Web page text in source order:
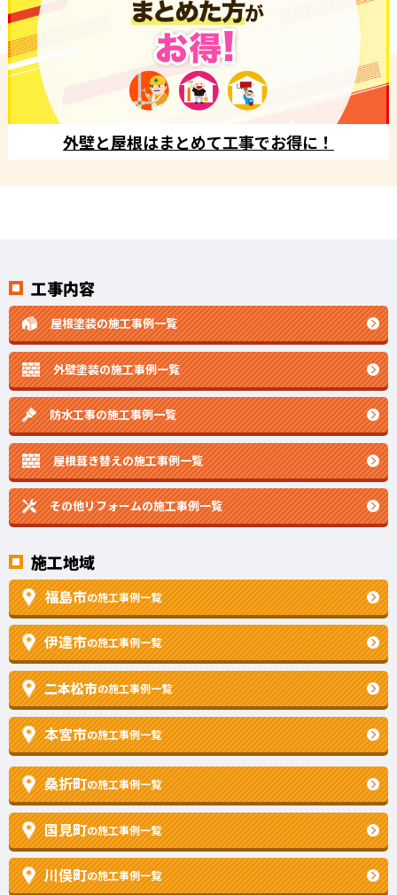
外壁と屋根はまとめて工事でお得に！
工事内容
屋根塗装の施工事例一覧
外壁塗装の施工事例一覧
防水工事の施工事例一覧
屋根葺き替えの施工事例一覧
その他リフォームの施工事例一覧
施工地域
福島市の施工事例一覧
伊達市の施工事例一覧
二本松市の施工事例一覧
本宮市の施工事例一覧
桑折町の施工事例一覧
国見町の施工事例一覧
川俣町の施工事例一覧